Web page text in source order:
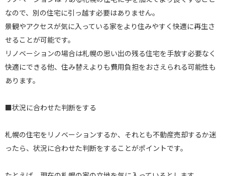
なので、別の住宅に引っ越す必要はありません。
景観やアクセスが気に入っている家をより住みやすく快適に再生さ
せることが可能です。
リノベーションの場合は札幌の思い出の残る住宅を手放す必要なく
快適にできる他、住み替えよりも費用負担をおさえられる可能性も
あります。
■状況に合わせた判断をする
札幌の住宅をリノベーションするか、それとも不動産売却するか迷
ったら、状況に合わせた判断をすることがポイントです。